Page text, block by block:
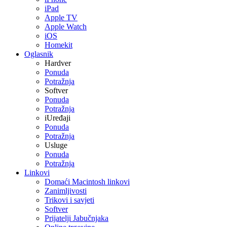
iPad
Apple TV
Apple Watch
iOS
Homekit
Oglasnik
Hardver
Ponuda
Potražnja
Softver
Ponuda
Potražnja
iUređaji
Ponuda
Potražnja
Usluge
Ponuda
Potražnja
Linkovi
Domaći Macintosh linkovi
Zanimljivosti
Trikovi i savjeti
Softver
Prijatelji Jabučnjaka